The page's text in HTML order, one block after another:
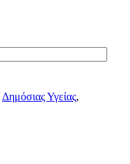
Δημόσιας Υγείας,